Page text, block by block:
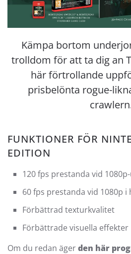
Kämpa bortom
trolldom för att ta dig an
här förtrollande
prisbelönta rogue-
FUNKTIONER FÖR
EDITION
120 fps prestanda vid
60 fps prestanda vid 1080p i
Förbättrad texturkvalitet
Förbättrade visuella effekter
Om du redan ägerden här